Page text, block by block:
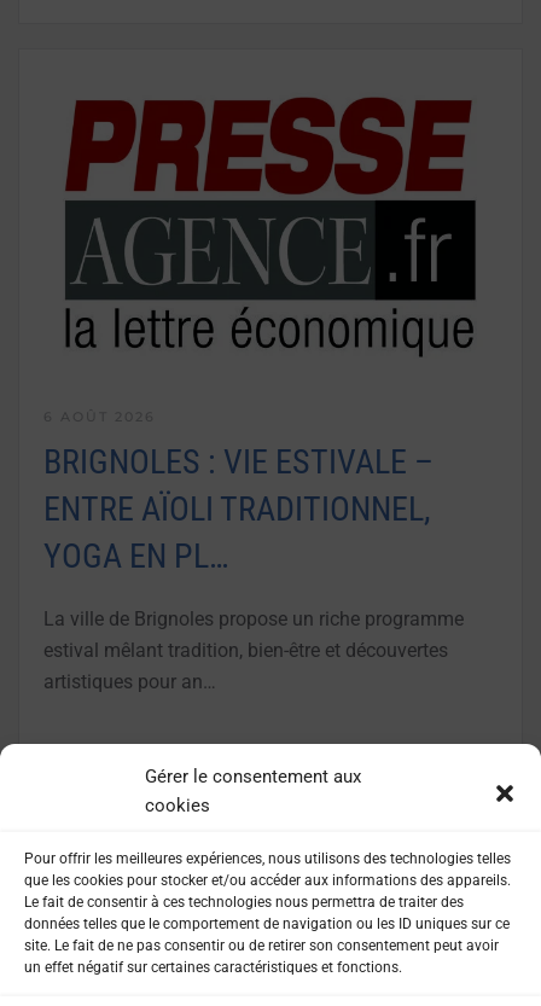
Gérer le consentement aux
cookies
Pour offrir les meilleures expériences, nous utilisons des technologies telles
que les cookies pour stocker et/ou accéder aux informations des appareils.
Le fait de consentir à ces technologies nous permettra de traiter des
données telles que le comportement de navigation ou les ID uniques sur ce
site. Le fait de ne pas consentir ou de retirer son consentement peut avoir
un effet négatif sur certaines caractéristiques et fonctions.
BRIGNOLES : VIE ESTIVALE –
ENTRE AÏOLI TRADITIONNEL,
YOGA EN PL…
La ville de Brignoles propose un riche programme
estival mêlant tradition, bien-être et découvertes
artistiques pour an…
LIRE LA SUITE